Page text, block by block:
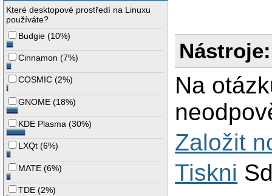
Které desktopové prostředí na Linuxu
používáte?
Budgie (10%)
Cinnamon (7%)
COSMIC (2%)
GNOME (18%)
KDE Plasma (30%)
LXQt (6%)
MATE (6%)
TDE (2%)
Nástroje:
Na
Založit
Tiskni